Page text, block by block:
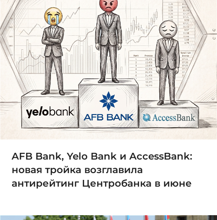
AFB Bank, Yelo Bank и AccessBank:
новая тройка возглавила
антирейтинг Центробанка в июне